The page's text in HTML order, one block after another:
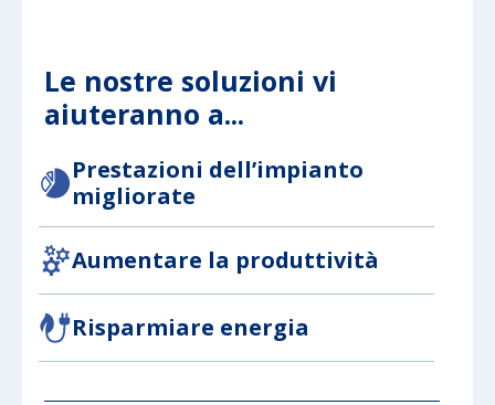
Le nostre soluzioni vi
aiuteranno a...
Prestazioni dell’impianto
migliorate
Aumentare la produttività
Risparmiare energia